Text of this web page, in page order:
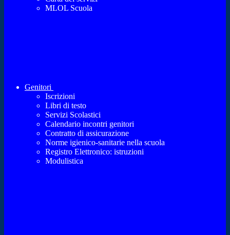
MLOL Scuola
Genitori
Iscrizioni
Libri di testo
Servizi Scolastici
Calendario incontri genitori
Contratto di assicurazione
Norme igienico-sanitarie nella scuola
Registro Elettronico: istruzioni
Modulistica